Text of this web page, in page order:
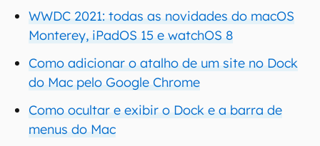
WWDC 2021: todas as novidades do macOS
Monterey, iPadOS 15 e watchOS 8
Como adicionar o atalho de um site no Dock
do Mac pelo Google Chrome
Como ocultar e exibir o Dock e a barra de
menus do Mac